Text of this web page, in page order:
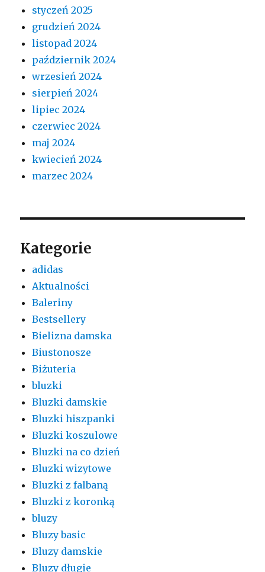
styczeń 2025
grudzień 2024
listopad 2024
październik 2024
wrzesień 2024
sierpień 2024
lipiec 2024
czerwiec 2024
maj 2024
kwiecień 2024
marzec 2024
Kategorie
adidas
Aktualności
Baleriny
Bestsellery
Bielizna damska
Biustonosze
Biżuteria
bluzki
Bluzki damskie
Bluzki hiszpanki
Bluzki koszulowe
Bluzki na co dzień
Bluzki wizytowe
Bluzki z falbaną
Bluzki z koronką
bluzy
Bluzy basic
Bluzy damskie
Bluzy długie